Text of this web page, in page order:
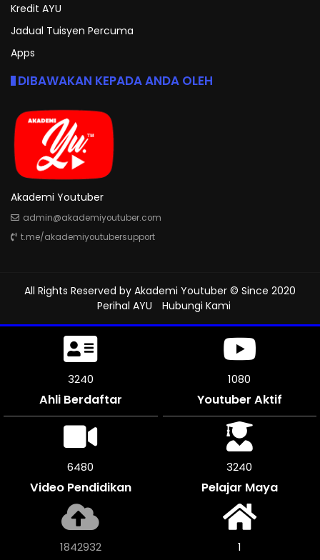
Kredit AYU
Jadual Tuisyen Percuma
Apps
DIBAWAKAN KEPADA ANDA OLEH
Akademi Youtuber
admin@akademiyoutuber.com
t.me/akademiyoutubersupport
All Rights Reserved by Akademi Youtuber © Since 2020
Perihal AYU
Hubungi Kami
3582
Ahli Berdaftar
1194
Youtuber Aktif
7158
Video Pendidikan
3579
Pelajar Maya
2037644 1